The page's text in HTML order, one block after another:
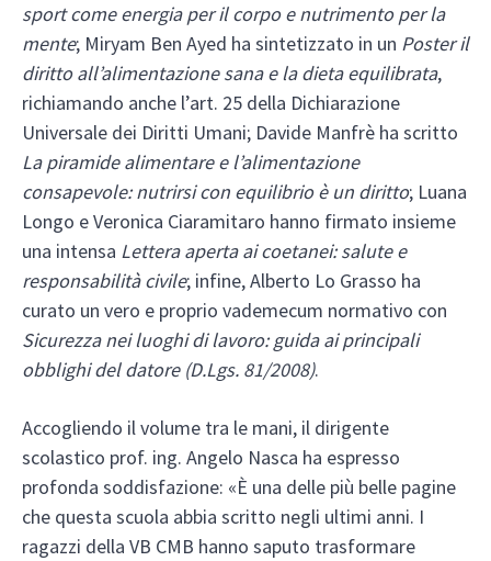
sport come energia per il corpo e nutrimento per la
mente; Miryam Ben Ayed ha sintetizzato in un Poster il
diritto all’alimentazione sana e la dieta equilibrata,
richiamando anche l’art. 25 della Dichiarazione
Universale dei Diritti Umani; Davide Manfrè ha scritto
La piramide alimentare e l’alimentazione
consapevole: nutrirsi con equilibrio è un diritto; Luana
Longo e Veronica Ciaramitaro hanno firmato insieme
una intensa Lettera aperta ai coetanei: salute e
responsabilità civile; infine, Alberto Lo Grasso ha
curato un vero e proprio vademecum normativo con
Sicurezza nei luoghi di lavoro: guida ai principali
obblighi del datore (D.Lgs. 81/2008).
Accogliendo il volume tra le mani, il dirigente
scolastico prof. ing. Angelo Nasca ha espresso
profonda soddisfazione: «È una delle più belle pagine
che questa scuola abbia scritto negli ultimi anni. I
ragazzi della VB CMB hanno saputo trasformare